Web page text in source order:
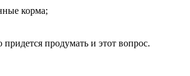
корма;
продумать и этот вопрос.